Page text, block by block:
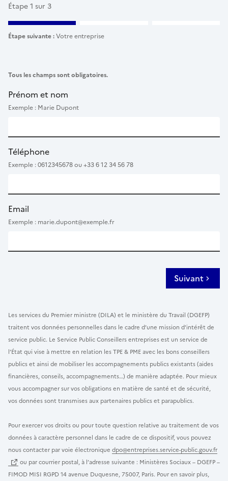
Étape 1 sur 3
Étape suivante :Votre entreprise
Tous les champs sont obligatoires.
Prénom et nom
Exemple : Marie Dupont
Téléphone
Exemple : 0612345678 ou +33 6 12 34 56 78
Email
Exemple : marie.dupont@exemple.fr
Suivant
Les services du Premier ministre (DILA) et le ministère du Travail (DGEFP)
traitent vos données personnelles dans le cadre d’une mission d’intérêt de
service public. Le Service Public Conseillers entreprises est un service de
l’État qui vise à mettre en relation les TPE & PME avec les bons conseillers
publics et ainsi de mobiliser les accompagnements publics existants (aides
financières, conseils, accompagnements…) de manière adaptée. Pour mieux
vous accompagner sur vos obligations en matière de santé et de sécurité,
vos données sont transmises aux partenaires publics et parapublics.
Pour exercer vos droits ou pour toute question relative au traitement de vos
données à caractère personnel dans le cadre de ce dispositif, vous pouvez
nous contacter par voie électronique dpo@entreprises.service-public.gouv.fr
ou par courrier postal, à l’adresse suivante : Ministères Sociaux – DGEFP –
FIMOD MISI RGPD 14 avenue Duquesne, 75007, Paris. Pour en savoir plus,